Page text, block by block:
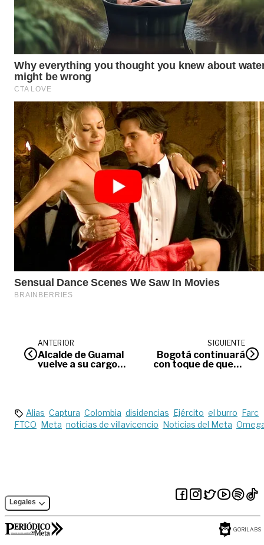
ANTERIOR
Alcalde de Guamal
vuelve a su cargo
SIGUIENTE
Bogotá continuará
con toque de queda
Alias Captura Colombia disidencias Ejército el burro Farc
FTCO Meta noticias de villavicencio Noticias del Meta
Legales
GORILABS